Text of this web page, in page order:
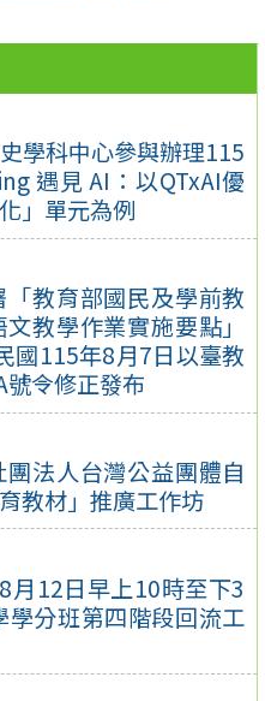
學科中心參與辦理115
遇見 AI：以QTxAI優
」單元為例
教育部國民及學前教
教學作業實施要點」
國115年8月7日以臺教
令修正發布
法人台灣公益團體自
教材」推廣工作坊
月12日早上10時至下3
分班第四階段回流工